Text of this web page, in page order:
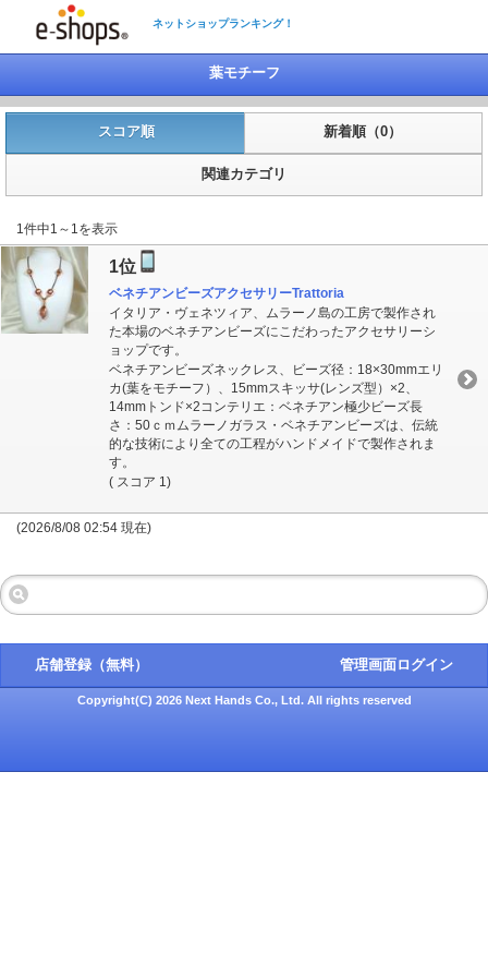
ネットショップランキング！
葉モチーフ
スコア順 新着順（0）
関連カテゴリ
1件中1～1を表示
1位
ベネチアンビーズアクセサリーTrattoria
イタリア・ヴェネツィア、ムラーノ島の工房で製作され
た本場のベネチアンビーズにこだわったアクセサリーシ
ョップです。
ベネチアンビーズネックレス、ビーズ径：18×30mmエリ
カ(葉をモチーフ）、15mmスキッサ(レンズ型）×2、
14mmトンド×2コンテリエ：ベネチアン極少ビーズ長
さ：50ｃｍムラーノガラス・ベネチアンビーズは、伝統
的な技術により全ての工程がハンドメイドで製作されま
す。
( スコア 1)
(2026/8/08 02:54 現在)
店舗登録（無料） 管理画面ログイン
Copyright(C) 2026 Next Hands Co., Ltd. All rights reserved